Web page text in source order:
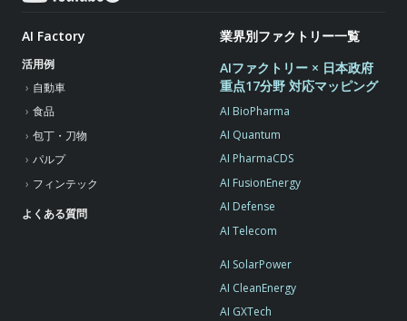
AI Factory
活用例
自動車
食品
包丁・刀物
パルプ
フィンテック
よくある質問
業界別ファクトリー一覧
AIファクトリー × 日本政府
重点17分野 対応マッピング
AI BioPharma
AI Quantum
AI PharmaCDS
AI FusionEnergy
AI Defense
AI Telecom
AI SolarPower
AI CleanEnergy
AI GXTech